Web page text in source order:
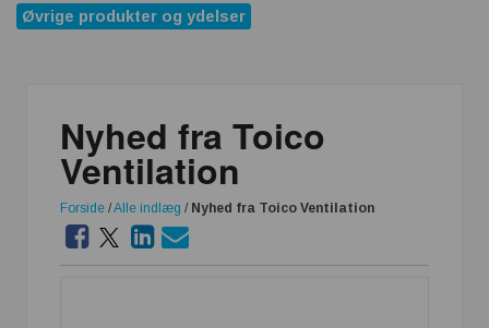
Øvrige produkter og ydelser
Nyhed fra Toico
Ventilation
Forside /Alle indlæg / Nyhed fra Toico Ventilation